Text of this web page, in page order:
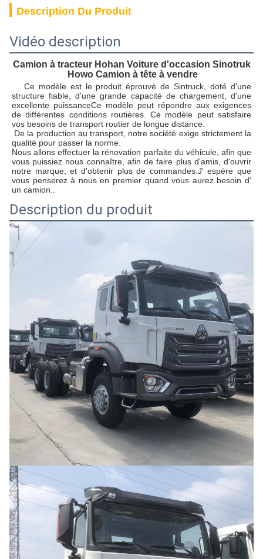
Description Du Produit
Vidéo description
Camion à tracteur Hohan Voiture d'occasion Sinotruk
Howo Camion à tête à vendre
Ce modèle est le produit éprouvé de Sintruck, doté d'une
structure fiable, d'une grande capacité de chargement, d'une
excellente puissanceCe modèle peut répondre aux exigences
de différentes conditions routières. Ce modèle peut satisfaire
vos besoins de transport routier de longue distance.
De la production au transport, notre société exige strictement la
qualité pour passer la norme.
Nous allons effectuer la rénovation parfaite du véhicule, afin que
vous puissiez nous connaître, afin de faire plus d'amis, d'ouvrir
notre marque, et d'obtenir plus de commandes.J' espère que
vous penserez à nous en premier quand vous aurez besoin d'
un camion..
Description du produit